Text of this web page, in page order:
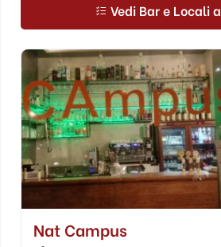
Vedi Bar e Locali a
Nat Campus